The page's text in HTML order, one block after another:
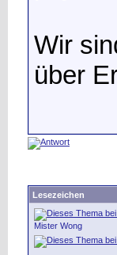
Wir
über
Lesezeichen
Mister Wong